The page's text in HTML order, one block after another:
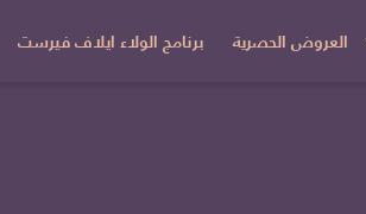
العروض الحصرية برنامج الولاء ايلاف فيرست